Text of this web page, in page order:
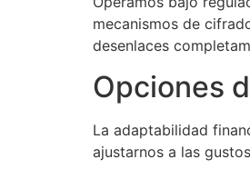
mecanismos de
desenlaces
Opciones
La adaptabilidad
ajustarnos a las